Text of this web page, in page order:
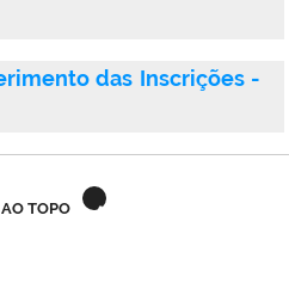
Geral da União
das Inscrições -
TOPO